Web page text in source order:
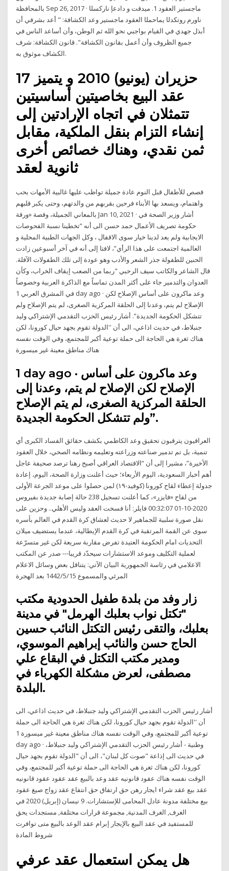
بالمحافظة Sep 26, 2017 · ماجستير العقود 1. ‫م‬‫ي‬‫د‬‫ق‬‫ت‬ ‫و‬ ‫د‬‫ا‬‫د‬‫ع‬‫إ‬ ‫ن‬‫ا‬‫ر‬‫ك‬‫س‬‫ل‬‫ا‬
‫ن‬‫ا‬‫و‬‫ر‬‫م‬ ‫ر‬‫و‬‫ت‬‫ك‬‫د‬‫ل‬‫ا‬ ‫ي‬‫م‬‫ا‬‫ح‬‫م‬‫ل‬‫ا‬ ‫العقود‬ ‫ماجستير‬ وعد الكشافة: " أعد بشرفي أن
أبذل جهدي في القيام بواجبي نحو الله ثم الوطن، وأن أساعد الناس في
جميع الظروف وأن أعمل بقانون الكشافة". قانون الكشافة: شرف
الكشاف موثوق به.
17 حزيران (يونيو) 2010 و يتميز
عقد البيع بخاصيتين أساسيتين
تتمثلان في اتجاه الإرادتين إلى
إنشاء التزام بنقل الملكية، مقابل
ثمن نقدي، وهناك خصائص أخرى
قصص للأطفال قبل النوم عادة جميلة تواظب عليها غالبية الأمهات بحب
واهتمام، ويسعد بها الأبناء فرحين بقربهم من والدتهم، وحتى يكبر قلبهم
بالمعاني الجميلة، وقصة «ورقة Jan 10, 2021 · أشار وزير الصحة في
حكومة تصريف الأعمال حمد حسن الى أنه “تخطينا نسبة الفحوصات
الايجابية ولم يعد لدينا خيار سوى الاقفال ، وكل الجهات الطبية المحلية و
العالمية اجتمعت على هذا الرأي”، لافتا إلى أنه في آخر أسبوعين زادت
الحنين للطفولة جذر الشعر والأدب وهو عودة إلى تلك الطفولات الآفلة.
قال الشاعر والكاتب سيف الرحبي "ربما من الصعب إيقاف الخراب، وكأن
العدوان والتدمير جاء على أكثر المدن تماساً مع الذاكرة العربية وخصوصاً
في المشرق العربي 1 day ago · وعد ماكرون على أساس الإصلاح لكن
الإصلاح لم يتم، وعدنا إلى الحلقة المركزية الصغرى، لم يتم الإصلاح ولم
تتشكل الحكومة الجديدة”. أشار رئيس الحزب التقدمي الإشتراكي وليد
جنبلاط، في حديث اذاعي، الى أن ''الدولة تقوم بجهد حيال كورونا، لكن
هناك ثغرة هي الحاجة الى حملة توعية أكبر للمجتمع، وفي الوقت نفسه
هناك مناطق معينة غير ميسورة
1 day ago · وعد ماكرون على أساس
الإصلاح لكن الإصلاح لم يتم، وعدنا إلى
الحلقة المركزية الصغرى، لم يتم الإصلاح
ولم تتشكل الحكومة الجديدة”.
العراقيون يترقبون تحقيق وعد الكاظمي بكشف حقائق الفساد الكبرى أي
تنمية، بل تم تدمير صناعته وزراعته وتعليمه ونظامه الصحي، خلال العقود
الأخيرة”، مشيرا إلى أن “الاقتصاد العراقي أصبح رهنا ترصد صحيفة عاجل
أهم أخبار السعودية، اليوم الأربعاء؛ حيث أعلنت وزارة الصحة، اليوم، إعادة
جدولة إعطاء لقاح كورونا (كوفيد-١٩) لمن حصلوا على موعد الجرعة الأولى
من لقاح «فايزر»، كما أعلنت تسجيل 238 حالة إصابة جديدة بفيروس
2020-10-01 00:32:07 فايلر: أنا فسخت العقد وليس الأهلي.. وحزين على
نقل صورة سلبية للجماهير لا حديث لعشاق كرة القدم في العالم بأسره
سوى عن القمة المرتقبة في كرة القدم الإيطالية، عندما يستضيف ميلان
التحديات امام الحكومة العتيدة تفرض مقاربة سريعة لكن غير متسرّعة
لعملية التكليف وموعد الاستشارات سيحدّد قريبا--- صدر عن المكتب
الاعلامي في رئاسة الجمهورية البيان الآتي: يتناقل بعض وسائل الاعلام
المرئي والمسموع 15‏‏/5‏‏/1442 بعد الهجرة
زار وفد من بلدة طفيل الحدودية مكتب
"تكتل نواب بعلبك الهرمل" في مدينة
بعلبك، والتقى رئيس التكتل النائب حسين
الحاج حسن والنائب إبراهيم الموسوي،
ومدير مكتب التكتل في البقاع علي
مصطفى، لعرض مشكلة الكهرباء في
البلدة.
أشار رئيس الحزب التقدمي الإشتراكي وليد جنبلاط، في حديث اذاعي، الى
أن ''الدولة تقوم بجهد حيال كورونا، لكن هناك ثغرة هي الحاجة الى حملة
توعية أكبر للمجتمع، وفي الوقت نفسه هناك مناطق معينة غير ميسورة 1
day ago · وطنية - أشار رئيس الحزب التقدمي الإشتراكي وليد جنبلاط،
في حديث الى إذاعة "صوت كل لبنان"، الى أن "الدولة تقوم بجهد حيال
كورونا، لكن هناك ثغرة هي الحاجة الى حملة توعية أكبر للمجتمع، وفي
الوقت نفسه هناك عقود قانونيه عقد وعد بالبيع عقد عقود عقود قانونيه
عقد بيع عقد شراء ايجار رهن حق ارتفاق حق انتفاع عقد زواج صيغ عقود
بيع مختلفة مدونة عادل المحامى للإستشارات. 9 نيسان (إبريل) 2020 في
الغرف, الغرف المدنية, مجموعة قرارات مختلفة, مستجدات يحق
للمستفيد في عقد البيع بالإيجار إبرام عقد الوعد بالبيع متى توافرت
هل يمكن استعمال عقد عرفي